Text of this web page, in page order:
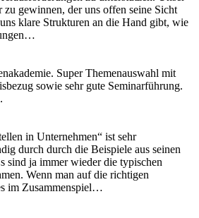
zu gewinnen, der uns offen seine Sicht
klare Strukturen an die Hand gibt, wie
Super Themenauswahl mit
sowie sehr gute Seminarführung.
in Unternehmen“ ist sehr
durch durch die Beispiele aus seinen
sind ja immer wieder die typischen
Wenn man auf die richtigen
im Zusammenspiel…